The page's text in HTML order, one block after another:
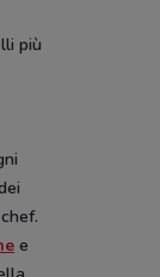
più
e